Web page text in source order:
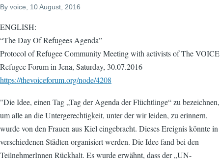
By voice , 10 August, 2016
ENGLISH:
“The Day Of Refugees Agenda”
Protocol of Refugee Community Meeting with activists of The VOICE
Refugee Forum in Jena, Saturday, 30.07.2016
https://thevoiceforum.org/node/4208
"Die Idee, einen Tag „Tag der Agenda der Flüchtlinge“ zu bezeichnen,
um alle an die Untergerechtigkeit, unter der wir leiden, zu erinnern,
wurde von den Frauen aus Kiel eingebracht. Dieses Ereignis könnte in
verschiedenen Städten organisiert werden. Die Idee fand bei den
TeilnehmerInnen Rückhalt. Es wurde erwähnt, dass der „UN-